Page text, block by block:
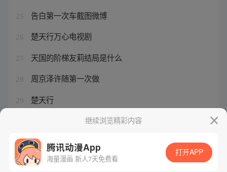
25 告白第一次车截图微博
26 楚天行万心电视剧
27 天国的阶梯友莉结局是什么
28 周京泽许随第一次做
29 楚天行
驭灵师手游下架了吗继续浏览精彩内容
腾讯动漫App
海量漫画 新人7天免费看
打开APP